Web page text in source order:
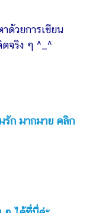
ด้วยการเขียน
ดจริง ๆ ^_^
รัก มากมาย คลิก